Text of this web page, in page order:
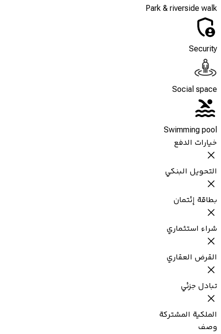
Park & riverside walk
Security
Social space
Swimming pool
خيارات الدفع
التحويل البنكي
بطاقة إئتمان
شراء استثماري
القرض العقاري
تبادل جزئي
الملكية المشتركة
وصف